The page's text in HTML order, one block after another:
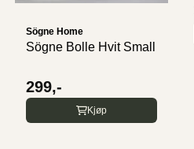
Sögne Home
Sögne Bolle Hvit Small
299,-
Kjøp